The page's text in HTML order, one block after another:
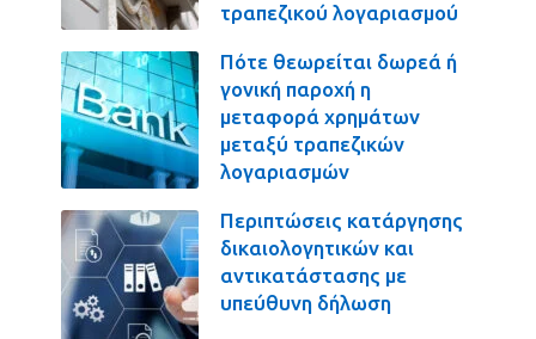
τραπεζικού λογαριασμού
Πότε θεωρείται δωρεά ή
γονική παροχή η
μεταφορά χρημάτων
μεταξύ τραπεζικών
λογαριασμών
Περιπτώσεις κατάργησης
δικαιολογητικών και
αντικατάστασης με
υπεύθυνη δήλωση